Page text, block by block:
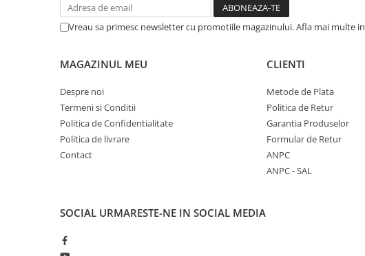
Vreau sa primesc newsletter cu promotiile magazinului. Afla mai multe in
MAGAZINUL MEU
Despre noi
Termeni si Conditii
Politica de Confidentialitate
Politica de livrare
Contact
CLIENTI
Metode de Plata
Politica de Retur
Garantia Produselor
Formular de Retur
ANPC
ANPC - SAL
SOCIAL URMARESTE-NE IN SOCIAL MEDIA